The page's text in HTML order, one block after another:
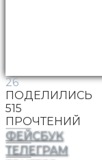
26
ПОДЕЛИЛИСЬ
515
ПРОЧТЕНИЙ
ФЕЙСБУК
ТЕЛЕГРАМ